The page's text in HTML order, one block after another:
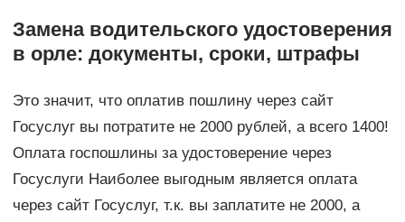
Замена водительского удостоверения
в орле: документы, сроки, штрафы
Это значит, что оплатив пошлину через сайт
Госуслуг вы потратите не 2000 рублей, а всего 1400!
Оплата госпошлины за удостоверение через
Госуслуги Наиболее выгодным является оплата
через сайт Госуслуг, т.к. вы заплатите не 2000, а